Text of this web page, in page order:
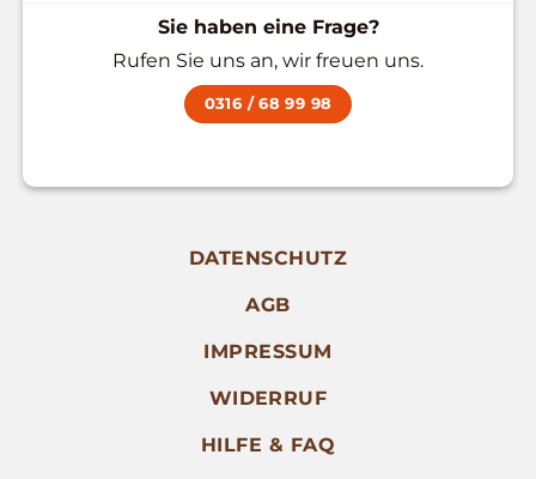
Sie haben eine Frage?
Rufen Sie uns an, wir freuen uns.
0316 / 68 99 98
DATENSCHUTZ
AGB
IMPRESSUM
WIDERRUF
HILFE & FAQ